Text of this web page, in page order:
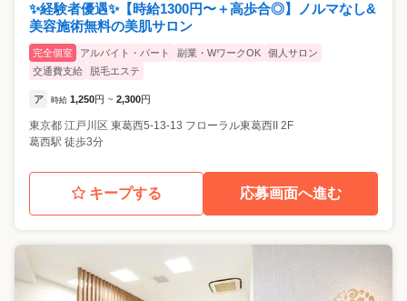
✨経験者優遇✨【時給1300円〜＋高歩合◎】ノルマなし&
美容施術無料の美肌サロン
完全個室 アルバイト・パート 副業・WワークOK
個人サロン
交通費支給
脱毛エステ
ア 時給 1,250円 ~ 2,300円
東京都 江戸川区 東葛西5-13-13 フローラル東葛西II 2F
葛西駅 徒歩3分
キープする 応募画面へ進む